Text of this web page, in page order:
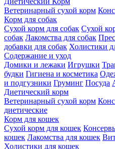
Ветеринарный сухой корм
Корм для собак
Сухой корм для собак Сухой
собак Лакомства для собак
добавки для собак Холистики
Содержание и уход
Домики и лежаки Игрушки
будки Гигиена и косметика
и подгузники Груминг Посуда
Диетический корм
Ветеринарный сухой корм
диетические
Корм для кошек
Сухой корм для кошек
кошек Лакомства для кошек
Холистики для кошек